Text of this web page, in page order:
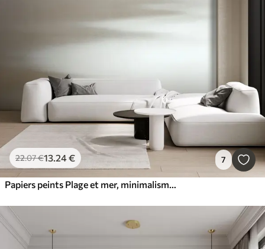
22.07€13.24€ 7
Papiers peints Plage et mer, minimalisme élégant et loft